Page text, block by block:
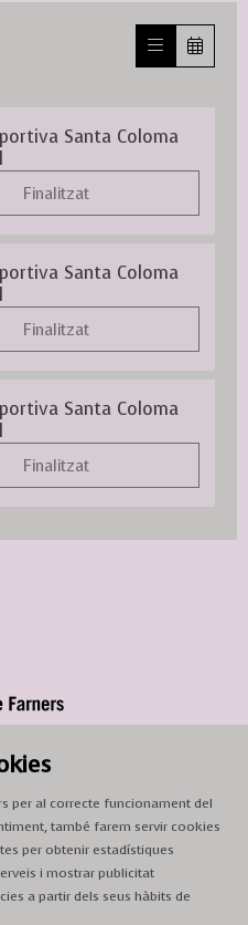
Santa Coloma
Finalitzat
Santa Coloma
Finalitzat
Santa Coloma
Finalitzat
a dissabte, de 9 a 13 h.
de Farners
per al correcte funcionament del
també farem servir cookies
per obtenir estadístiques
i mostrar publicitat
a partir dels seus hàbits de